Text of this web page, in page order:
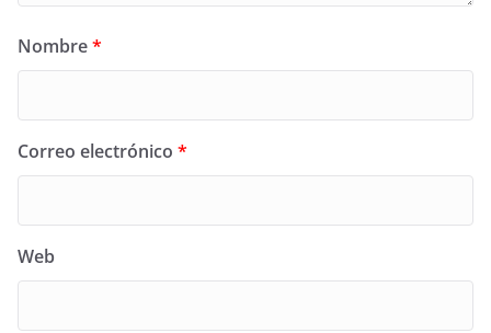
Nombre*
Correo electrónico *
Web